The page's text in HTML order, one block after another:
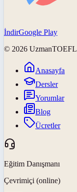
İndirGoogle Play
© 2026 UzmanTOEFL
Anasayfa
Dersler
Yorumlar
Blog
Ücretler
Eğitim Danışmanı
Çevrimiçi (online)